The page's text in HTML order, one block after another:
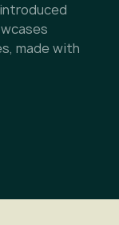
made with